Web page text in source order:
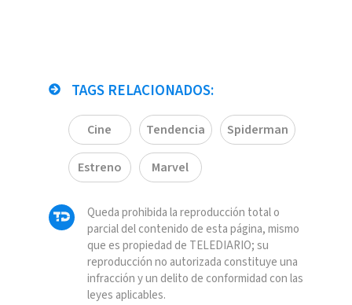
TAGS RELACIONADOS:
Cine Tendencia Spiderman
Estreno Marvel
Queda prohibida la reproducción total o
parcial del contenido de esta página, mismo
que es propiedad de TELEDIARIO; su
reproducción no autorizada constituye una
infracción y un delito de conformidad con las
leyes aplicables.